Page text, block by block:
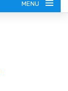
MENU